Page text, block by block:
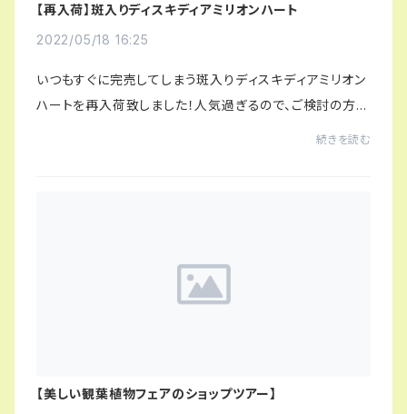
【再入荷】斑入りディスキディアミリオンハート
2022/05/18 16:25
いつもすぐに完売してしまう斑入りディスキディアミリオン
ハートを再入荷致しました！人気過ぎるので、ご検討の方は
続きを読む
【美しい観葉植物フェアのショップツアー】